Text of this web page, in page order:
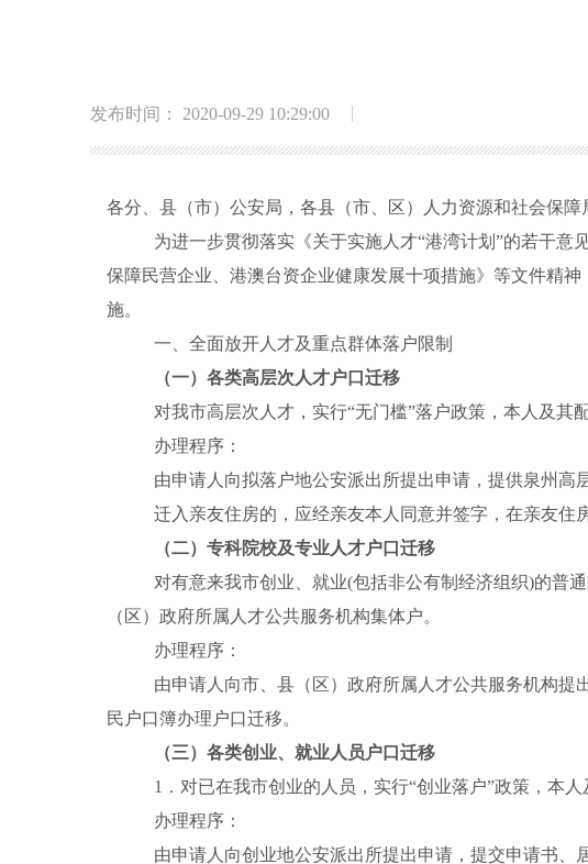
发布时间： 2020-09-29 10:29:00
各分、县（市）公安局，各县（市、区）人力资源和社会保
为进一步贯彻落实《关于实施人才“港湾计划”的若干
保障民营企业、港澳台资企业健康发展十项措施》等文件精
施。
一、全面放开人才及重点群体落户限制
（一）各类高层次人才户口迁移
对我市高层次人才，实行“无门槛”落户政策，本人及其
办理程序：
由申请人向拟落户地公安派出所提出申请，提供泉州高
迁入亲友住房的，应经亲友本人同意并签字，在亲友住
（二）专科院校及专业人才户口迁移
对有意来我市创业、就业(包括非公有制经济组织)的普
（区）政府所属人才公共服务机构集体户。
办理程序：
由申请人向市、县（区）政府所属人才公共服务机构
民户口簿办理户口迁移。
（三）各类创业、就业人员户口迁移
1 ．对已在我市创业的人员，实行“创业落户”政策，本人
办理程序：
由申请人向创业地公安派出所提出申请，提交申请书、